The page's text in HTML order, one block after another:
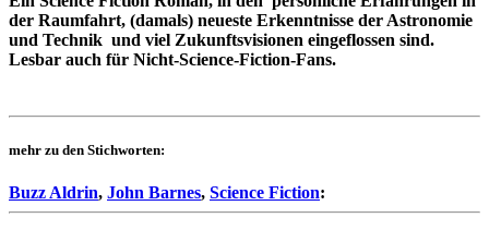
der Raumfahrt, (damals) neueste Erkenntnisse der Astronomie
und Technik und viel Zukunftsvisionen eingeflossen sind.
Lesbar auch für Nicht-Science-Fiction-Fans.
mehr zu den Stichworten:
Buzz Aldrin, John Barnes, Science Fiction: